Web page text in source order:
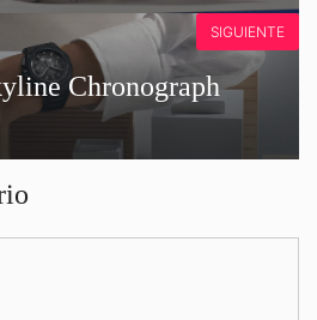
Chronograph
SIGUIENTE